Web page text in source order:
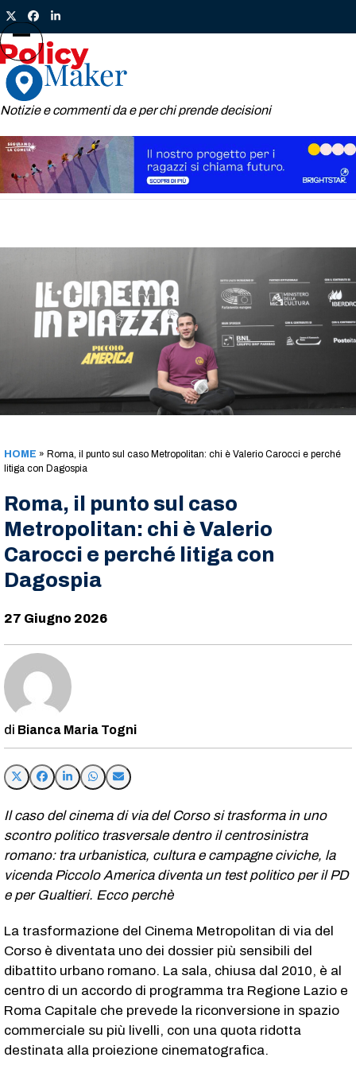
Skip
to
content
TwitterFacebook
LinkedIn
Notizie e commenti da e per chi prende decisioni
Open
mobile
menu
Close
mobile
menu
HOME » Roma, il punto sul caso Metropolitan: chi è Valerio Carocci e perché
litiga con Dagospia
Roma, il punto sul caso
Metropolitan: chi è Valerio
Carocci e perché litiga con
Dagospia
27 Giugno 2026
Bianca Maria Togni
Il caso del cinema di via del Corso si trasforma in uno
scontro politico trasversale dentro il centrosinistra
romano: tra urbanistica, cultura e campagne civiche, la
vicenda Piccolo America diventa un test politico per il PD
e per Gualtieri. Ecco perchè
La trasformazione del Cinema Metropolitan di via del
Corso è diventata uno dei dossier più sensibili del
dibattito urbano romano. La sala, chiusa dal 2010, è al
centro di un accordo di programma tra Regione Lazio e
Roma Capitale che prevede la riconversione in spazio
commerciale su più livelli, con una quota ridotta
destinata alla proiezione cinematografica.